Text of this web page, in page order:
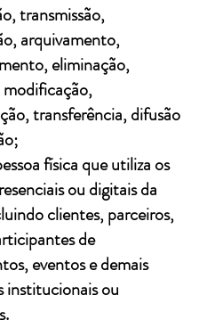
transmissão,
arquivamento,
eliminação,
modificação,
transferência, difusão
física que utiliza os
ou digitais da
clientes, parceiros,
de
eventos e demais
institucionais ou